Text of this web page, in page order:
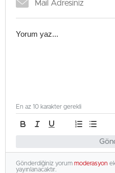
En az 10 karakter gerekli
Gönderdiğiniz yorum moderasyon
yayınlanacaktır.